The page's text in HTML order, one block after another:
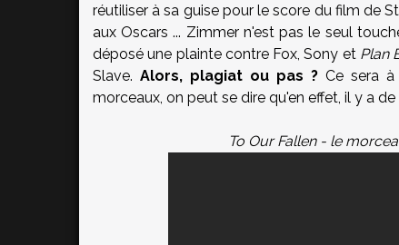
réutiliser à sa guise pour le score du film de
aux Oscars ... Zimmer n'est pas le seul
déposé une plainte contre Fox, Sony et Plan
Slave. Alors, plagiat ou pas ? Ce sera
morceaux, on peut se dire qu'en effet, il y a
To Our Fallen - le